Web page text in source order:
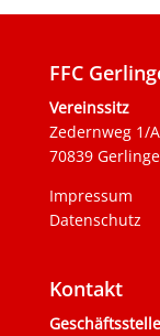
FFC
Vereinssitz
Zedernweg 1/A
70839
Impressum
Datenschutz
Kontakt
Geschäftsstelle